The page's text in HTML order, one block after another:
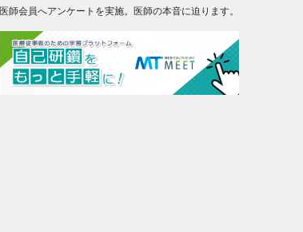
医師会員へアンケートを実施。医師の本音に迫ります。